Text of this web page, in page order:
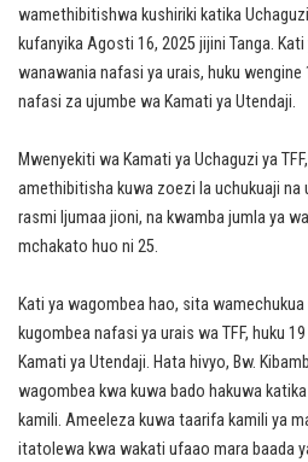
wamethibitishwa kushiriki katika
kufanyika Agosti 16, 2025 jijini Tanga.
wanawania nafasi ya urais, huku
nafasi za ujumbe wa Kamati ya Utendaji.
Mwenyekiti wa Kamati ya Uchaguzi ya
amethibitisha kuwa zoezi la uchukuaji
rasmi Ijumaa jioni, na kwamba jumla ya
mchakato huo ni 25.
Kati ya wagombea hao, sita
kugombea nafasi ya urais wa TFF, huku
Kamati ya Utendaji. Hata hivyo, Bw.
wagombea kwa kuwa bado hakuwa
kamili. Ameeleza kuwa taarifa kamili ya
itatolewa kwa wakati ufaao mara baada